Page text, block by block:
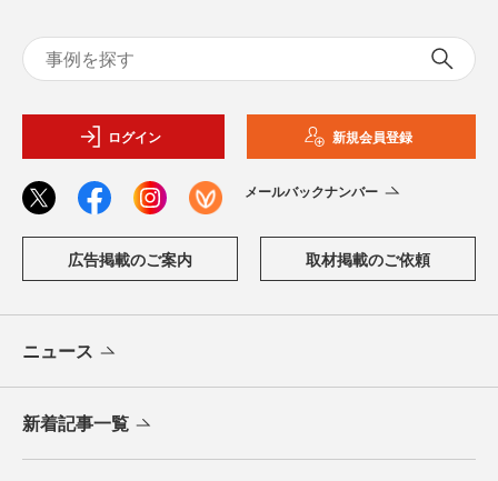
ログイン 新規会員登録
メールバックナンバー
広告掲載のご案内 取材掲載のご依頼
ニュース
新着記事一覧